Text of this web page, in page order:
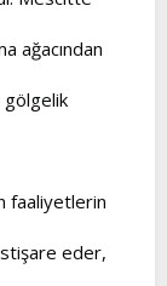
ağacından
gölgelik
faaliyetlerin
eder,